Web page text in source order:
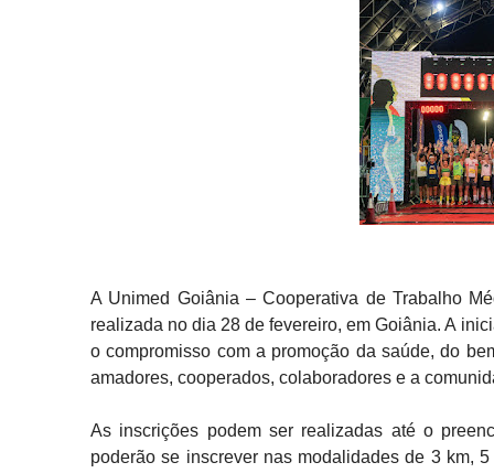
A Unimed Goiânia – Cooperativa de Trabalho
realizada no dia 28 de fevereiro, em Goiânia. A
o compromisso com a promoção da saúde, do
amadores, cooperados, colaboradores e a
As inscrições podem ser realizadas até o
poderão se inscrever nas modalidades de 3 km,